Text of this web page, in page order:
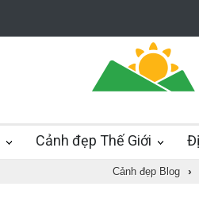
Cảnh đẹp Thế Giới
Cảnh đẹp Blog ›